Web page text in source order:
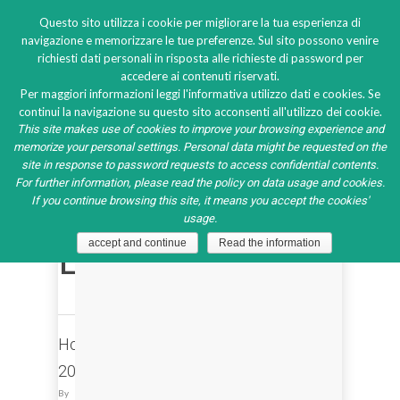
Category
Archives:
News
ES
Host
2023
By
Questo sito utilizza i cookie per migliorare la tua esperienza di
navigazione e memorizzare le tue preferenze. Sul sito possono venire
richiesti dati personali in risposta alle richieste di password per
accedere ai contenuti riservati.
Per maggiori informazioni leggi l'informativa utilizzo dati e cookies. Se
continui la navigazione su questo sito acconsenti all'utilizzo dei cookie.
This site makes use of cookies to improve your browsing experience and
memorize your personal settings. Personal data might be requested on the
site in response to password requests to access confidential contents.
For further information, please read the policy on data usage and cookies.
If you continue browsing this site, it means you accept the cookies'
usage.
accept and continue Read the information